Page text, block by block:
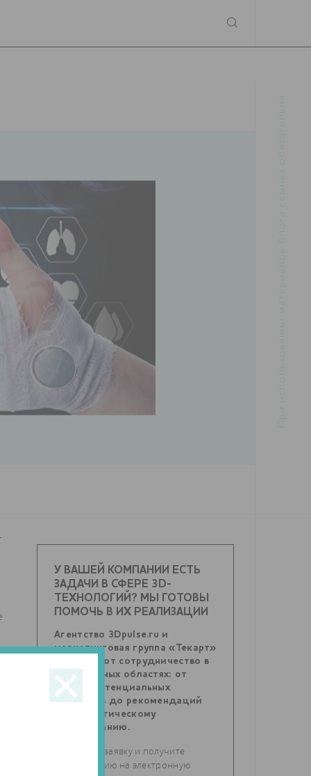
У ВАШЕЙ КОМПАНИИ ЕСТЬ
ЗАДАЧИ В СФЕРЕ 3D-
ТЕХНОЛОГИЙ? МЫ ГОТОВЫ
ПОМОЧЬ В ИХ РЕАЛИЗАЦИИ
Агентство 3Dpulse.ru и
маркетинговая группа «Текарт»
предлагают сотрудничество в
самых разных областях: от
поиска потенциальных
партнеров до рекомендаций
по стратегическому
планированию.
Отправьте заявку и получите
консультацию на электронную